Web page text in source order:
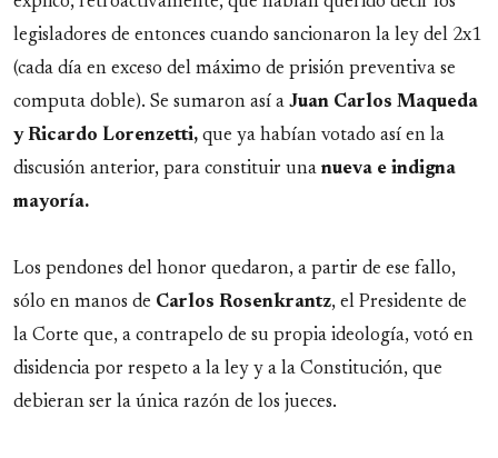
legisladores de entonces cuando sancionaron la ley del 2x1
(cada día en exceso del máximo de prisión preventiva se
computa doble). Se sumaron así a Juan Carlos Maqueda
y Ricardo Lorenzetti, que ya habían votado así en la
discusión anterior, para constituir una nueva e indigna
mayoría.
Los pendones del honor quedaron, a partir de ese fallo,
sólo en manos de Carlos Rosenkrantz, el Presidente de
la Corte que, a contrapelo de su propia ideología, votó en
disidencia por respeto a la ley y a la Constitución, que
debieran ser la única razón de los jueces.